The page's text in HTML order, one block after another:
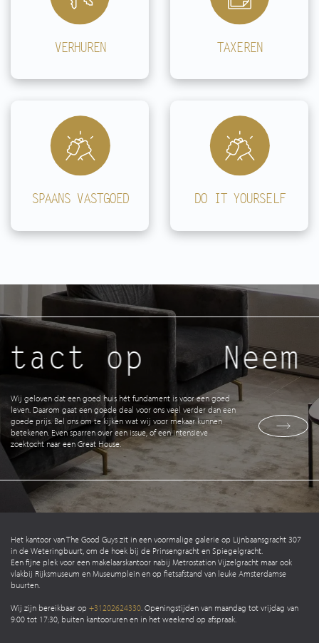
VERHUREN TAXEREN
SPAANS VASTGOED DO IT YOURSELF
op
Wij geloven dat een goed huis hét fundament is voor een goed
leven. Daarom gaat een goede deal voor ons veel verder dan een
goede prijs. Bel ons om te kijken wat wij voor mekaar kunnen
betekenen. Even sparren over een issue, of een intensieve
zoektocht naar een Great House.
Het kantoor van The Good Guys zit in een voormalige galerie op Lijnbaansgracht 307
in de Weteringbuurt, om de hoek bij de Prinsengracht en Spiegelgracht.
Een fijne plek voor een makelaarskantoor nabij Metrostation Vijzelgracht maar ook
vlakbij Rijksmuseum en Museumplein en op fietsafstand van leuke Amsterdamse
buurten.
Wij zijn bereikbaar op +31202624330. Openingstijden van maandag tot vrijdag van
9:00 tot 17:30, buiten kantooruren en in het weekend op afspraak.